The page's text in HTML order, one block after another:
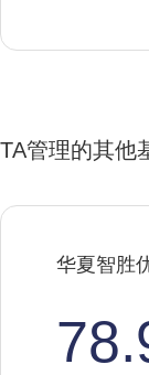
TA管理的其他
华夏智胜